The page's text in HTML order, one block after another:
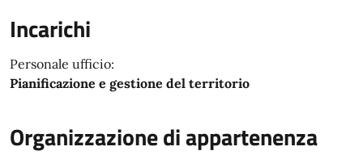
Incarichi
Personale ufficio:
Pianificazione e gestione del territorio
Organizzazione di appartenenza